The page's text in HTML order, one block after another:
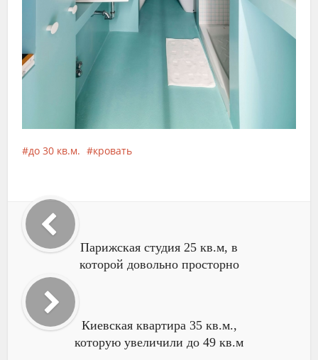
до 30 кв.м. кровать
Парижская студия 25 кв.м, в
которой довольно просторно
Киевская квартира 35 кв.м.,
которую увеличили до 49 кв.м